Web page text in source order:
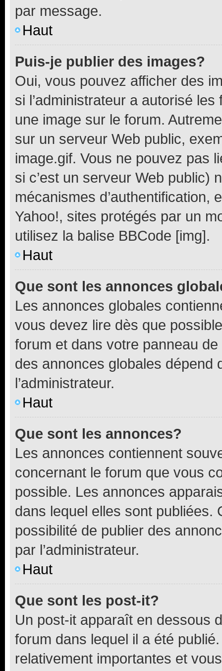
par message.
Haut
Puis-je publier des images?
Oui, vous pouvez afficher des
si l’administrateur a autorisé
une image sur le forum.
sur un serveur Web public,
image.gif. Vous ne pouvez pas
si c’est un serveur Web public)
mécanismes d’authentification,
Yahoo!, sites protégés par un
utilisez la balise BBCode [img].
Haut
Que sont les annonces
Les annonces globales
vous devez lire dès que
forum et dans votre panneau
des annonces globales dépend
l’administrateur.
Haut
Que sont les annonces?
Les annonces contiennent
concernant le forum que vous
possible. Les annonces
dans lequel elles sont publiées.
possibilité de publier des
par l’administrateur.
Haut
Que sont les post-it?
Un post-it apparaît en dessous
forum dans lequel il a été
relativement importantes et